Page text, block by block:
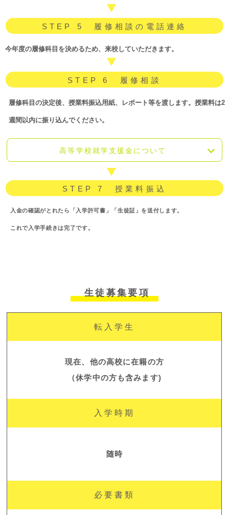
STEP 5 履修相談の電話連絡
今年度の履修科目を決めるため、来校していただきます。
STEP 6 履修相談
履修科目の決定後、授業料振込用紙、レポート等を渡します。授業料は2
週間以内に振り込んでください。
高等学校就学支援金について
STEP 7 授業料振込
入金の確認がとれたら「入学許可書」「生徒証」を送付します。
これで入学手続きは完了です。
生徒募集要項
転入学生
現在、他の高校に在籍の方
（休学中の方も含みます)
入学時期
随時
必要書類